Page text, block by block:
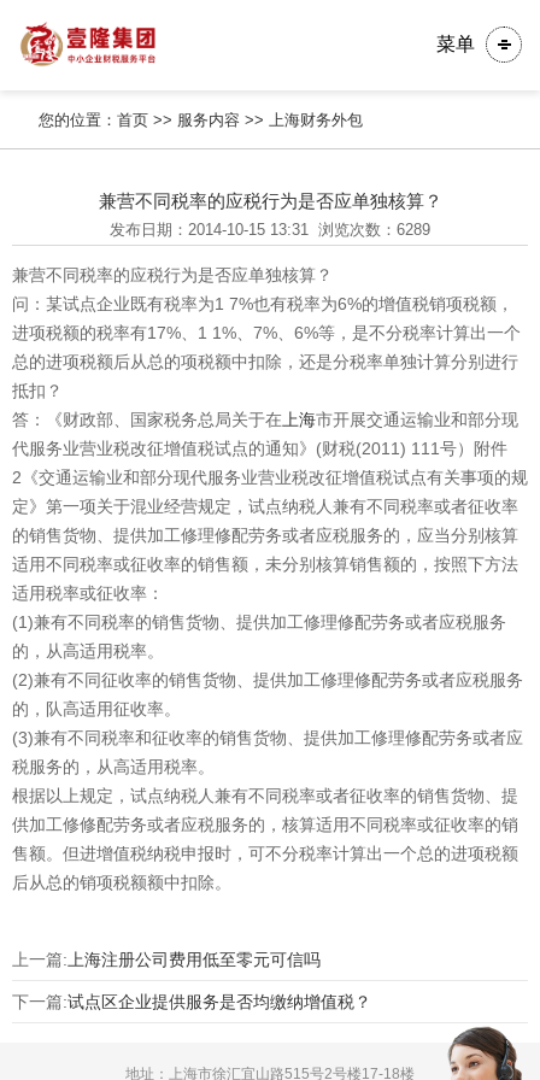
菜单
您的位置：首页 >> 服务内容 >>上海财务外包
兼营不同税率的应税行为是否应单独核算？
发布日期：2014-10-15 13:31 浏览次数：6289
兼营不同税率的应税行为是否应单独核算？
问：某试点企业既有税率为1 7%也有税率为6%的增值税销项税额，
进项税额的税率有17%、1 1%、7%、6%等，是不分税率计算出一个
总的进项税额后从总的项税额中扣除，还是分税率单独计算分别进行
抵扣？
答：《财政部、国家税务总局关于在 上海市开展交通运输业和部分现
代服务业营业税改征增值税试点的通知》(财税(2011) 111号）附件
2《交通运输业和部分现代服务业营业税改征增值税试点有关事项的规
定》第一项关于混业经营规定，试点纳税人兼有不同税率或者征收率
的销售货物、提供加工修理修配劳务或者应税服务的，应当分别核算
适用不同税率或征收率的销售额，未分别核算销售额的，按照下方法
适用税率或征收率：
(1)兼有不同税率的销售货物、提供加工修理修配劳务或者应税服务
的，从高适用税率。
(2)兼有不同征收率的销售货物、提供加工修理修配劳务或者应税服务
的，队高适用征收率。
(3)兼有不同税率和征收率的销售货物、提供加工修理修配劳务或者应
税服务的，从高适用税率。
根据以上规定，试点纳税人兼有不同税率或者征收率的销售货物、提
供加工修修配劳务或者应税服务的，核算适用不同税率或征收率的销
售额。但进增值税纳税申报时，可不分税率计算出一个总的进项税额
后从总的销项税额额中扣除。
上一篇: 上海注册公司费用低至零元可信吗
下一篇:试点区企业提供服务是否均缴纳增值税？
地址：上海市徐汇宜山路515号2号楼17-18楼